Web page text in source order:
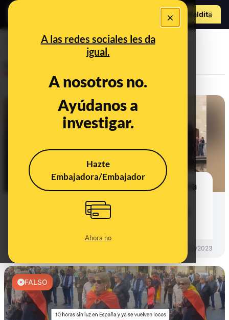
×
A las redes sociales les da
igual.
A nosotros no.
Ayúdanos a
investigar.
Hazte
Embajadora/Embajador
Ahora no
Hazte Maldito
bandera española
No, este vídeo donde arrancan una
bandera de España en el
Ayuntamiento de Tárrega (Lleida)
12/09/2023
FALSO